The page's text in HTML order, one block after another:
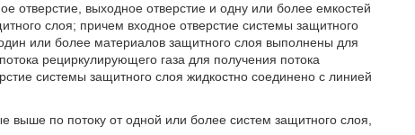
отверстие, выходное отверстие и одну или более емкостей
слоя; причем входное отверстие системы защитного
или более материалов защитного слоя выполнены для
рециркулирующего газа для получения потока
системы защитного слоя жидкостно соединено с линией
по потоку от одной или более систем защитного слоя,